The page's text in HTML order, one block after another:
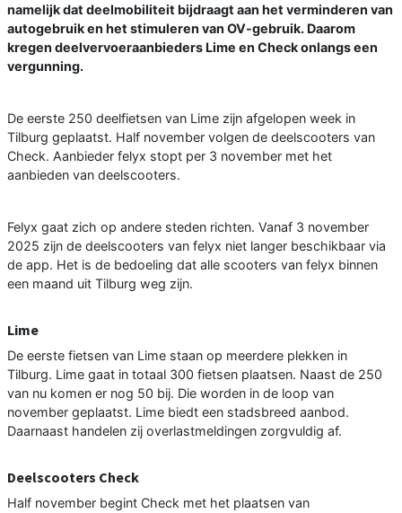
namelijk dat deelmobiliteit bijdraagt aan het verminderen van
autogebruik en het stimuleren van OV-gebruik. Daarom
kregen deelvervoeraanbieders Lime en Check onlangs een
vergunning.
De eerste 250 deelfietsen van Lime zijn afgelopen week in
Tilburg geplaatst. Half november volgen de deelscooters van
Check. Aanbieder felyx stopt per 3 november met het
aanbieden van deelscooters.
Felyx gaat zich op andere steden richten. Vanaf 3 november
2025 zijn de deelscooters van felyx niet langer beschikbaar via
de app. Het is de bedoeling dat alle scooters van felyx binnen
een maand uit Tilburg weg zijn.
Lime
De eerste fietsen van Lime staan op meerdere plekken in
Tilburg. Lime gaat in totaal 300 fietsen plaatsen. Naast de 250
van nu komen er nog 50 bij. Die worden in de loop van
november geplaatst. Lime biedt een stadsbreed aanbod.
Daarnaast handelen zij overlastmeldingen zorgvuldig af.
Deelscooters Check
Half november begint Check met het plaatsen van